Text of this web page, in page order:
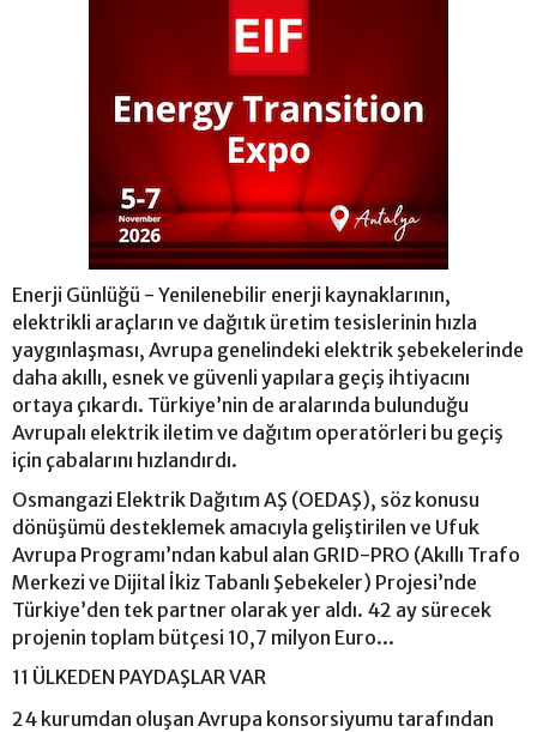
Enerji Günlüğü - Yenilenebilir enerji kaynaklarının,
elektrikli araçların ve dağıtık üretim tesislerinin hızla
yaygınlaşması, Avrupa genelindeki elektrik şebekelerinde
daha akıllı, esnek ve güvenli yapılara geçiş ihtiyacını
ortaya çıkardı. Türkiye’nin de aralarında bulunduğu
Avrupalı elektrik iletim ve dağıtım operatörleri bu geçiş
için çabalarını hızlandırdı.
Osmangazi Elektrik Dağıtım AŞ (OEDAŞ), söz konusu
dönüşümü desteklemek amacıyla geliştirilen ve Ufuk
Avrupa Programı’ndan kabul alan GRID-PRO (Akıllı Trafo
Merkezi ve Dijital İkiz Tabanlı Şebekeler) Projesi’nde
Türkiye’den tek partner olarak yer aldı. 42 ay sürecek
projenin toplam bütçesi 10,7 milyon Euro...
11 ÜLKEDEN PAYDAŞLAR VAR
24 kurumdan oluşan Avrupa konsorsiyumu tarafından